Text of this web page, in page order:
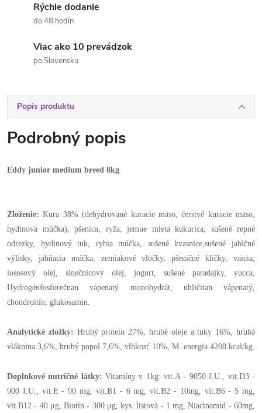
Rýchle dodanie
do 48 hodín
Viac ako 10 prevádzok
po Slovensku
Popis produktu
Podrobný popis
Eddy junior medium breed 8kg
Zloženie: Kura 38% (dehydrované kuracie mäso, čerstvé kuracie mäso,
hydinová múčka), pšenica, ryža, jemne mletá kukurica, sušené repné
odrezky, hydinový tuk, rybia múčka, sušené kvasnice,sušené jablčné
výlisky, jahňacia múčka, zemiakové vločky, pšeničné klíčky, vaicia,
lososový olej, slnečnicový olej, jogurt, sušené paradajky, yucca,
Hydrogénfosforečnan vápenatý monohydrát, uhličitan vápenatý,
chondroitín, glukosamín.
Analytické zložky: Hrubý proteín 27%, hrubé oleje a tuky 16%, hrubá
vláknina 3,6%, hrubý popol 7,6%, vlhkosť 10%, M. energia 4208 kcal/kg.
Doplnkové nutričné látky: Vitamíny v 1kg: vit.A - 9050 I.U., vit.D3 -
900 I.U., vit.E - 90 mg, vit.B1 - 6 mg, vit.B2 - 10mg, vit.B6 - 5 mg,
vit.B12 - 40 μg, Biotín - 300 μg, kys. listová - 1 mg, Niacinamid - 60mg,